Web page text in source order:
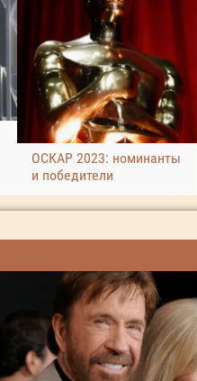
ОСКАР 2023: номинанты
и победители